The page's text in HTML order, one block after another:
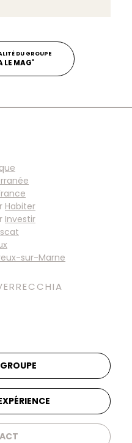
DU GROUPE
LE MAG'
Habiter
Investir